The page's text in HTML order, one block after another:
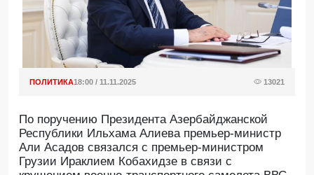
ПОЛИТИКА18:00 / 11.11.2025 13021
По поручению Президента Азербайджанской
Республики Ильхама Алиева премьер-министр
Али Асадов связался с премьер-министром
Грузии Ираклием Кобахидзе в связи с